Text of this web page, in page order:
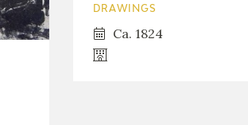
DRAWINGS
Ca. 1824